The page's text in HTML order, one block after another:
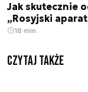
Jak skutecznie
„Rosyjski
18 min.
Czytaj także